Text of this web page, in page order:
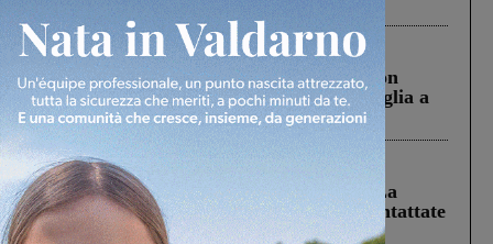
Cronaca 3 Agosto 2026
Scomparso da una struttura di Castiglion
Fiorentino l’uomo che aveva ucciso la figlia a
Levane nel 2020
Cronaca 5 Agosto 2026
Continuano le ricerche di Miah Billal. La
Prefettura: “In caso di avvistamento contattate
il 112”